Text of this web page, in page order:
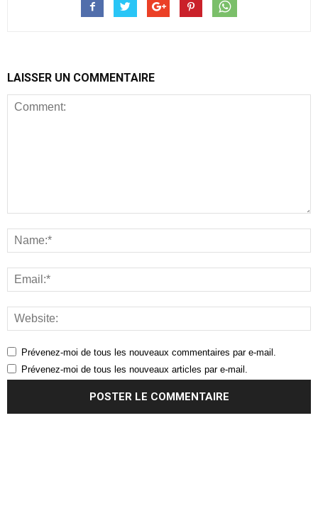
LAISSER UN COMMENTAIRE
Prévenez-moi de tous les nouveaux commentaires par e-mail.
Prévenez-moi de tous les nouveaux articles par e-mail.